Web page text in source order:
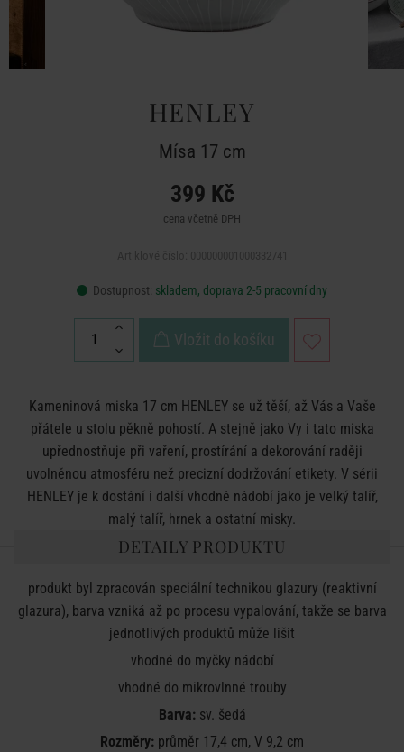
HENLEY
Mísa 17 cm
399 Kč
cena včetně DPH
Dostupnost: skladem, doprava 2-5 pracovní dny
Vložit do košíku
Kameninová miska 17 cm HENLEY se už těší, až Vás a Vaše
přátele u stolu pěkně pohostí. A stejně jako Vy i tato miska
upřednostňuje při vaření, prostírání a dekorování raději
uvolněnou atmosféru než precizní dodržování etikety. V sérii
HENLEY je k dostání i další vhodné nádobí jako je velký talíř,
malý talíř, hrnek a ostatní misky.
DETAILY PRODUKTU
produkt byl zpracován speciální technikou glazury (reaktivní
glazura), barva vzniká až po procesu vypalování, takže se barva
jednotlivých produktů může lišit
vhodné do myčky nádobí
vhodné do mikrovlnné trouby
Barva:sv. šedá
Rozměry: průměr 17,4 cm, V 9,2 cm